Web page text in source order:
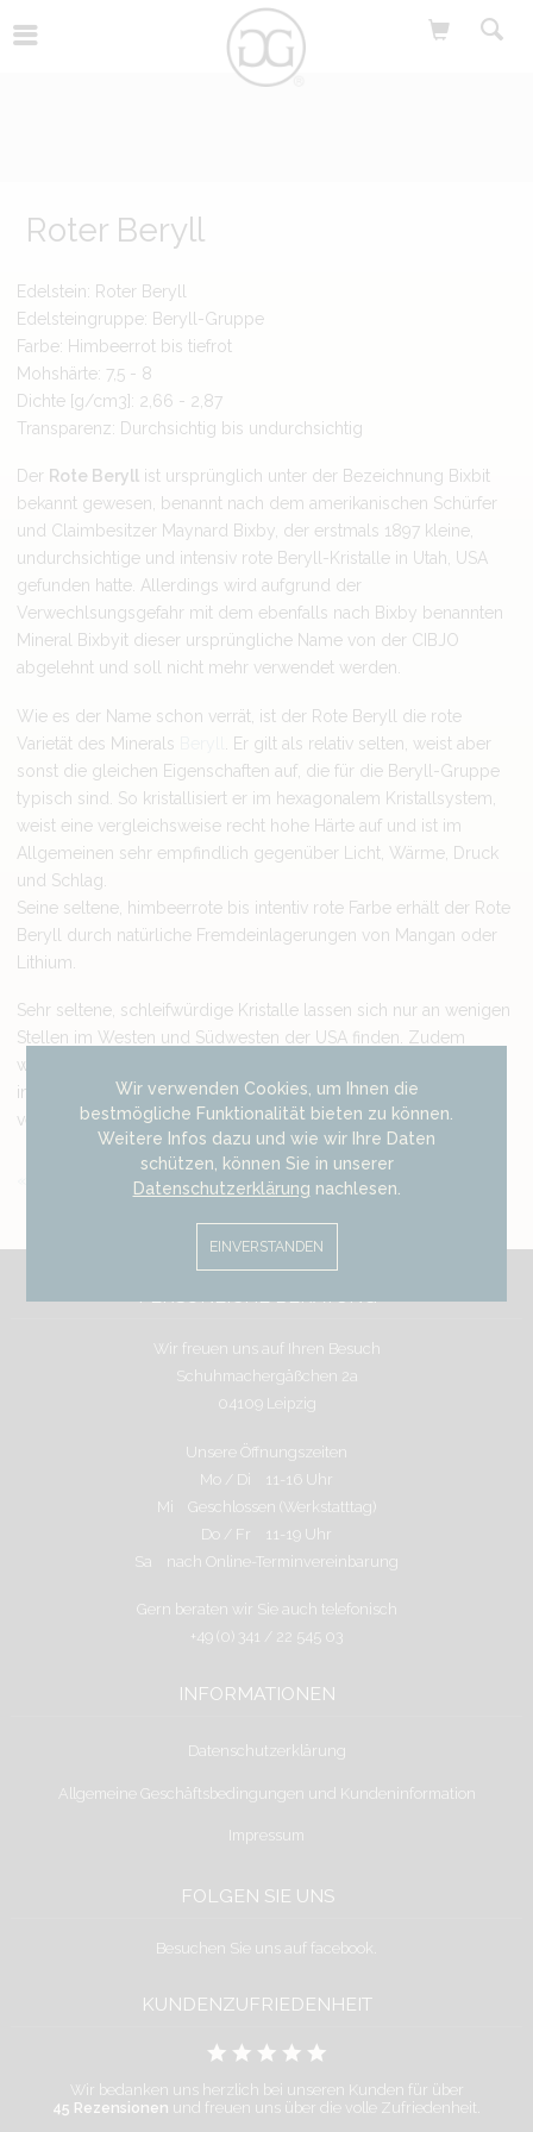
Roter Beryll
Edelstein: Roter Beryll
Edelsteingruppe: Beryll-Gruppe
Farbe: Himbeerrot bis tiefrot
Mohshärte: 7,5 - 8
Dichte [g/cm3]: 2,66 - 2,87
Transparenz: Durchsichtig bis undurchsichtig
Der Rote Beryll ist ursprünglich unter der Bezeichnung Bixbit
bekannt gewesen, benannt nach dem amerikanischen Schürfer
und Claimbesitzer Maynard Bixby, der erstmals 1897 kleine,
undurchsichtige und intensiv rote Beryll-Kristalle in Utah, USA
gefunden hatte. Allerdings wird aufgrund der
Verwechlsungsgefahr mit dem ebenfalls nach Bixby benannten
Mineral Bixbyit dieser ursprüngliche Name von der CIBJO
abgelehnt und soll nicht mehr verwendet werden.
Wie es der Name schon verrät, ist der Rote Beryll die rote
Varietät des Minerals
. Er gilt als relativ selten, weist aber
sonst die gleichen Eigenschaften auf, die für die Beryll-Gruppe
typisch sind. So kristallisiert er im hexagonalem Kristallsystem,
weist eine vergleichsweise recht hohe Härte auf und ist im
Allgemeinen sehr empfindlich gegenüber Licht, Wärme, Druck
und Schlag.
Seine seltene, himbeerrote bis intentiv rote Farbe erhält der Rote
Beryll durch natürliche Fremdeinlagerungen von Mangan oder
Lithium.
Sehr seltene, schleifwürdige Kristalle lassen sich nur an wenigen
Stellen im Westen und Südwesten der USA finden. Zudem
wiegen die meisten facettierten Steine weniger als 1 ct und sind
im Allgemeinen von kleineren und größeren Einschlüssen
versetzt.
PERSÖNLICHE BERATUNG
Wir freuen uns auf Ihren Besuch
Schuhmachergäßchen 2a
04109 Leipzig
Unsere Öffnungszeiten
Mo / Di 11-16 Uhr
Mi Geschlossen (Werkstatttag)
Do / Fr 11-19 Uhr
Sa nach Online-Terminvereinbarung
Gern beraten wir Sie auch telefonisch
+49 (0) 341 / 22 545 03
INFORMATIONEN
Datenschutzerklärung
Allgemeine Geschäftsbedingungen und Kundeninformation
Impressum
FOLGEN SIE UNS
Besuchen Sie uns auf facebook.
KUNDENZUFRIEDENHEIT
Wir bedanken uns herzlich bei unseren Kunden für über
45 Rezensionen und freuen uns über die volle Zufriedenheit.
Wir verwenden Cookies, um Ihnen die
bestmögliche Funktionalität bieten zu können.
Weitere Infos dazu und wie wir Ihre Daten
schützen, können Sie in unserer
Datenschutzerklärung nachlesen.
EINVERSTANDEN